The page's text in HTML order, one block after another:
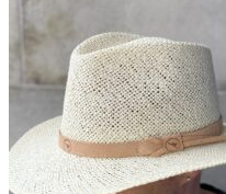
múltiples
variantes.
Las
opciones
pueden
elegir
en
la